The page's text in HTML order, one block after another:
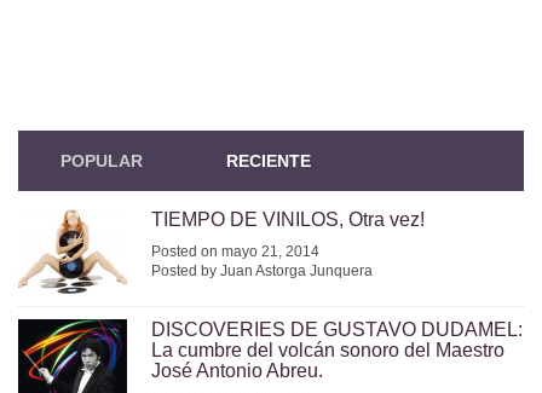
POPULAR RECIENTE
TIEMPO DE VINILOS, Otra vez!
Posted on mayo 21, 2014
Posted by Juan Astorga Junquera
DISCOVERIES DE GUSTAVO DUDAMEL:
La cumbre del volcán sonoro del Maestro
José Antonio Abreu.